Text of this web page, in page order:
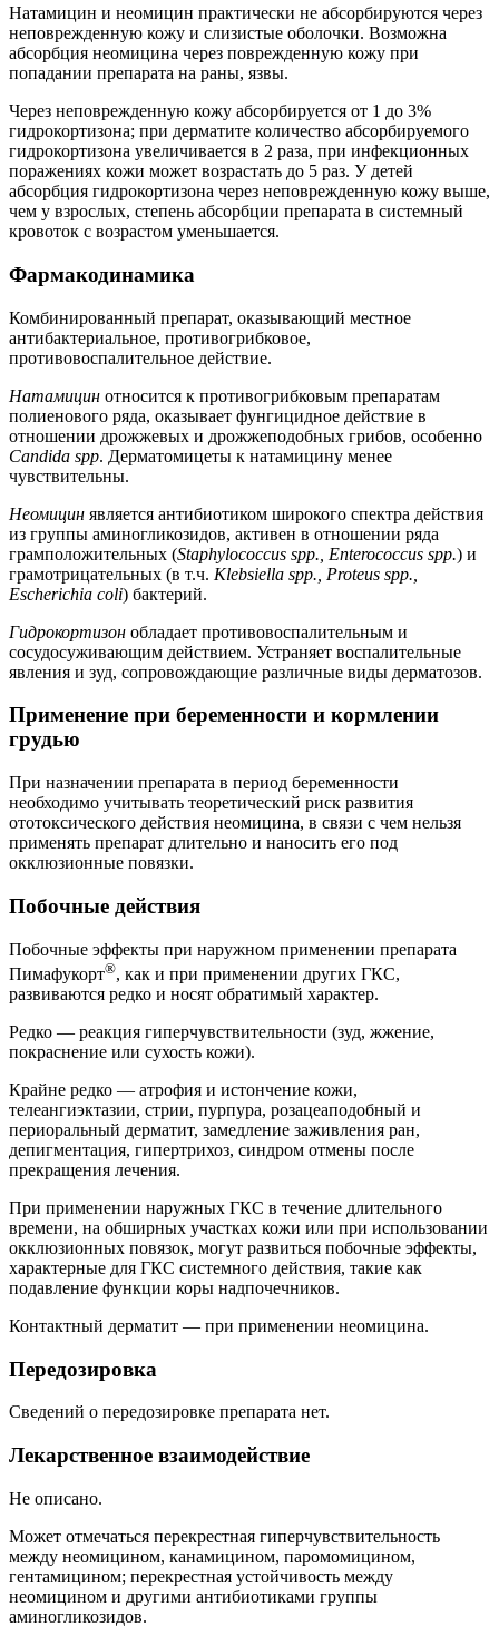
Натамицин и неомицин практически не абсорбируются через
неповрежденную кожу и слизистые оболочки. Возможна
абсорбция неомицина через поврежденную кожу при
попадании препарата на раны, язвы.
Через неповрежденную кожу абсорбируется от 1 до 3%
гидрокортизона; при дерматите количество абсорбируемого
гидрокортизона увеличивается в 2 раза, при инфекционных
поражениях кожи может возрастать до 5 раз. У детей
абсорбция гидрокортизона через неповрежденную кожу выше,
чем у взрослых, степень абсорбции препарата в системный
кровоток с возрастом уменьшается.
Фармакодинамика
Комбинированный препарат, оказывающий местное
антибактериальное, противогрибковое,
противовоспалительное действие.
Натамицин относится к противогрибковым препаратам
полиенового ряда, оказывает фунгицидное действие в
отношении дрожжевых и дрожжеподобных грибов, особенно
Candida spp. Дерматомицеты к натамицину менее
чувствительны.
Неомицин является антибиотиком широкого спектра действия
из группы аминогликозидов, активен в отношении ряда
грамположительных (Staphylococcus spp., Enterococcus spp.) и
грамотрицательных (в т.ч. Klebsiella spp., Proteus spp.,
Escherichia coli) бактерий.
Гидрокортизон обладает противовоспалительным и
сосудосуживающим действием. Устраняет воспалительные
явления и зуд, сопровождающие различные виды дерматозов.
Применение при беременности и кормлении
грудью
При назначении препарата в период беременности
необходимо учитывать теоретический риск развития
ототоксического действия неомицина, в связи с чем нельзя
применять препарат длительно и наносить его под
окклюзионные повязки.
Побочные действия
Побочные эффекты при наружном применении препарата
Пимафукорт®, как и при применении других ГКС,
развиваются редко и носят обратимый характер.
Редко — реакция гиперчувствительности (зуд, жжение,
покраснение или сухость кожи).
Крайне редко — атрофия и истончение кожи,
телеангиэктазии, стрии, пурпура, розацеаподобный и
периоральный дерматит, замедление заживления ран,
депигментация, гипертрихоз, синдром отмены после
прекращения лечения.
При применении наружных ГКС в течение длительного
времени, на обширных участках кожи или при использовании
окклюзионных повязок, могут развиться побочные эффекты,
характерные для ГКС системного действия, такие как
подавление функции коры надпочечников.
Контактный дерматит — при применении неомицина.
Передозировка
Сведений о передозировке препарата нет.
Лекарственное взаимодействие
Не описано.
Может отмечаться перекрестная гиперчувствительность
между неомицином, канамицином, паромомицином,
гентамицином; перекрестная устойчивость между
неомицином и другими антибиотиками группы
аминогликозидов.